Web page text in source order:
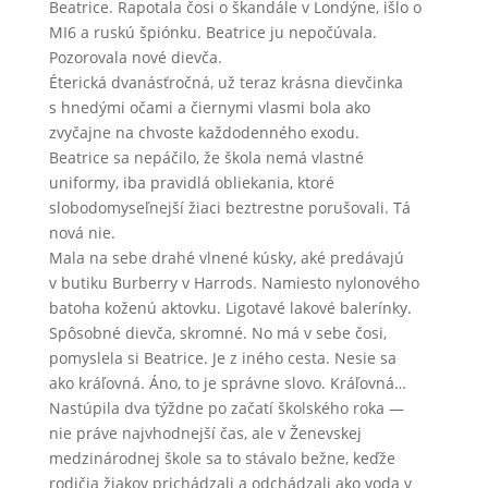
Beatrice. Rapotala čosi o škandále v Londýne, išlo o
MI6 a ruskú špiónku. Beatrice ju nepočúvala.
Pozorovala nové dievča.
Éterická dvanásťročná, už teraz krásna dievčinka
s hnedými očami a čiernymi vlasmi bola ako
zvyčajne na chvoste každodenného exodu.
Beatrice sa nepáčilo, že škola nemá vlastné
uniformy, iba pravidlá obliekania, ktoré
slobodomyseľnejší žiaci beztrestne porušovali. Tá
nová nie.
Mala na sebe drahé vlnené kúsky, aké predávajú
v butiku Burberry v Harrods. Namiesto nylonového
batoha koženú aktovku. Ligotavé lakové balerínky.
Spôsobné dievča, skromné. No má v sebe čosi,
pomyslela si Beatrice. Je z iného cesta. Nesie sa
ako kráľovná. Áno, to je správne slovo. Kráľovná…
Nastúpila dva týždne po začatí školského roka —
nie práve najvhodnejší čas, ale v Ženevskej
medzinárodnej škole sa to stávalo bežne, keďže
rodičia žiakov prichádzali a odchádzali ako voda v